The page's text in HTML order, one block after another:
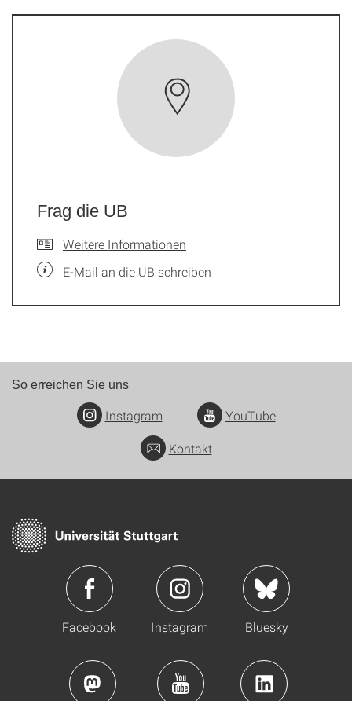
Frag die UB
Weitere Informationen
E-Mail an die UB schreiben
So erreichen Sie uns
Instagram
YouTube
Kontakt
Facebook Instagram Bluesky